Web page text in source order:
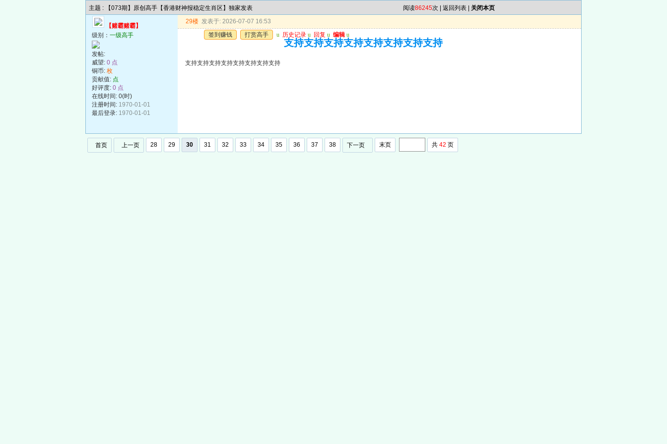
主题 : 【073期】原创高手【香港财神报稳定生肖区】独家发表 阅读86245次 | 返回列表 关闭本页
【赌霸赌霸】
级别： 一级高手
发帖:
威望: 0 点
铜币: 枚
贡献值: 点
好评度: 0 点
在线时间: 0(时)
注册时间: 1970-01-01
最后登录: 1970-01-01
29楼 发表于: 2026-07-07 16:53
签到赚钱
打赏高手 u 历史记录 u 回复 u 编辑 u
支持支持支持支持支持支持支持支持
支持支持支持支持支持支持支持支持
首页 上一页 28 29 30 31 32 33 34 35 36 37 38 下一页 末页 共 42 页